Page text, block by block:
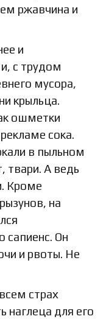
ржавчина и
и
с трудом
мусора,
крыльца.
ошметки
сока.
в пыльном
твари. А ведь
Кроме
на
сапиенс. Он
и рвоты. Не
страх
наглеца для его